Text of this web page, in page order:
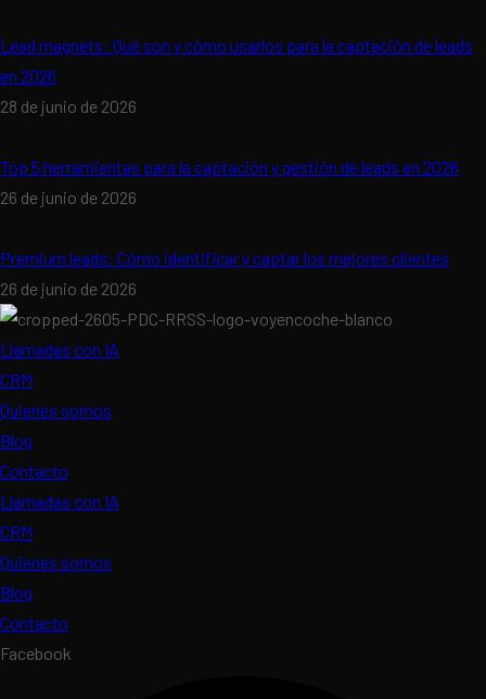
Lead magnets: Qué son y cómo usarlos para la captación de leads
en 2026
28 de junio de 2026
Top 5 herramientas para la captación y gestión de leads en 2026
26 de junio de 2026
Premium leads: Cómo identificar y captar los mejores clientes
26 de junio de 2026
Llamadas con IA
CRM
Quienes somos
Blog
Contacto
Llamadas con IA
CRM
Quienes somos
Blog
Contacto
Facebook